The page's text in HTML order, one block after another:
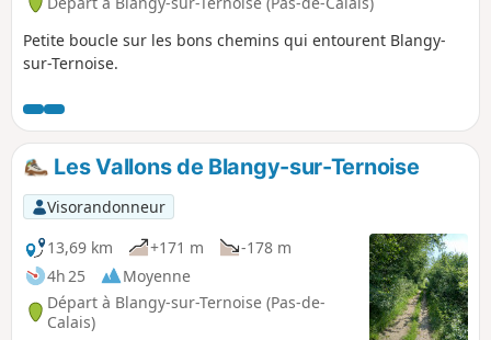
Petite boucle sur les bons chemins qui entourent Blangy-
sur-Ternoise.
Les Vallons de Blangy-sur-Ternoise
Visorandonneur
13,69 km
+171 m
-178 m
4h 25
Moyenne
Départ à Blangy-sur-Ternoise (Pas-de-
Calais)